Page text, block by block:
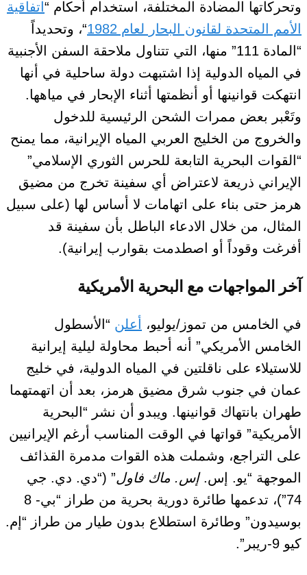
وتحركاتها المضادة المختلفة، استخدام أحكام “ اتفاقية
الأمم المتحدة لقانون البحار لعام 1982
“، وتحديداً
“المادة 111” منها، التي تتناول ملاحقة السفن الأجنبية
في المياه الدولية إذا اشتبهت دولة ساحلية في أنها
انتهكت قوانينها أو أنظمتها أثناء الإبحار في مياهها.
وتَعْبر بعض ممرات الشحن الرئيسية للدخول
والخروج من الخليج العربي المياه الإيرانية، مما يمنح
“القوات البحرية التابعة للحرس الثوري الإسلامي”
الإيراني ذريعة لاعتراض أي سفينة تخرج من مضيق
هرمز حتى بناء على اتهامات لا أساس لها (على سبيل
المثال، من خلال الادعاء الباطل بأن سفينة قد
أفرغت وقوداً أو اصطدمت بقوارب إيرانية).
آخر المواجهات مع البحرية الأمريكية
في الخامس من تموز/يوليو، أعلن “الأسطول
الخامس الأمريكي” أنه أحبط محاولة ليلية إيرانية
للاستيلاء على ناقلتين في المياه الدولية، في خليج
عمان في جنوب شرق مضيق هرمز، بعد أن اتهمتهما
طهران بانتهاك قوانينها. ويبدو أن نشر “البحرية
الأمريكية” قواتها في الوقت المناسب أرغم الإيرانيين
على التراجع، وشملت هذه القوات مدمرة القذائف
الموجهة “يو. إس. إس. ماك فاول” (“دي. دي. جي
74”)، تدعمها طائرة دورية بحرية من طراز “بي- 8
بوسيدون” وطائرة استطلاع بدون طيار من طراز “إم.
كيو 9-ريبر”.